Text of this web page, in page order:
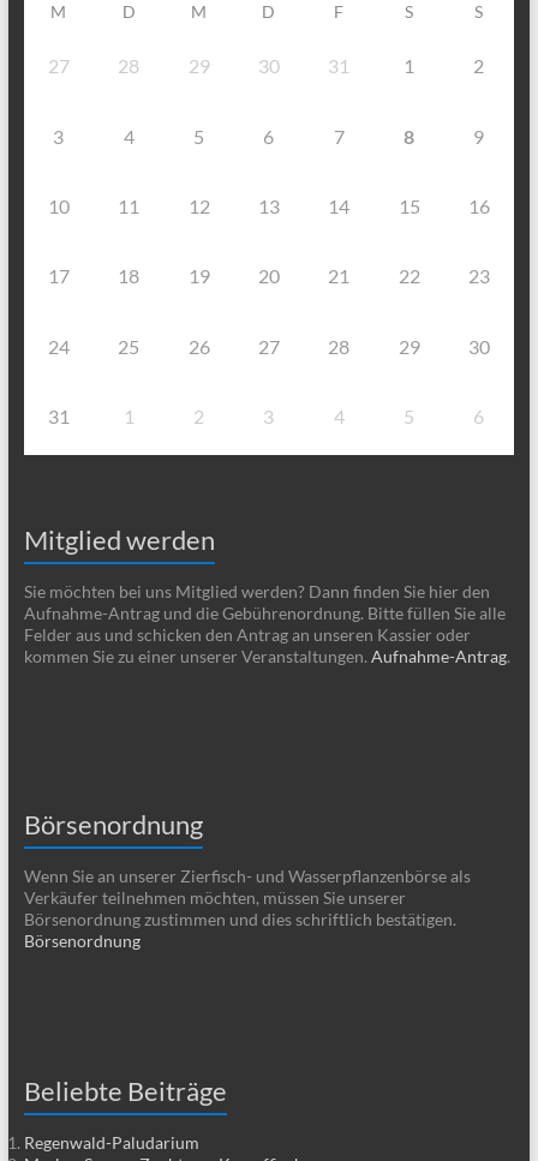
M D M D F S S
27 28 29 30 31 1 2
3 4 5 6 7 8 9
10 11 12 13 14 15 16
17 18 19 20 21 22 23
24 25 26 27 28 29 30
31 1 2 3 4 5 6
Mitglied werden
Sie möchten bei uns Mitglied werden? Dann finden Sie hier den
Aufnahme-Antrag und die Gebührenordnung. Bitte füllen Sie alle
Felder aus und schicken den Antrag an unseren Kassier oder
kommen Sie zu einer unserer Veranstaltungen. Aufnahme-Antrag.
Börsenordnung
Wenn Sie an unserer Zierfisch- und Wasserpflanzenbörse als
Verkäufer teilnehmen möchten, müssen Sie unserer
Börsenordnung zustimmen und dies schriftlich bestätigen.
Börsenordnung
Beliebte Beiträge
Regenwald-Paludarium